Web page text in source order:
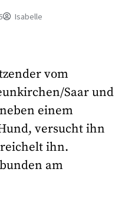
Isabelle
vom
Saar und
einem
versucht ihn
ihn.
am